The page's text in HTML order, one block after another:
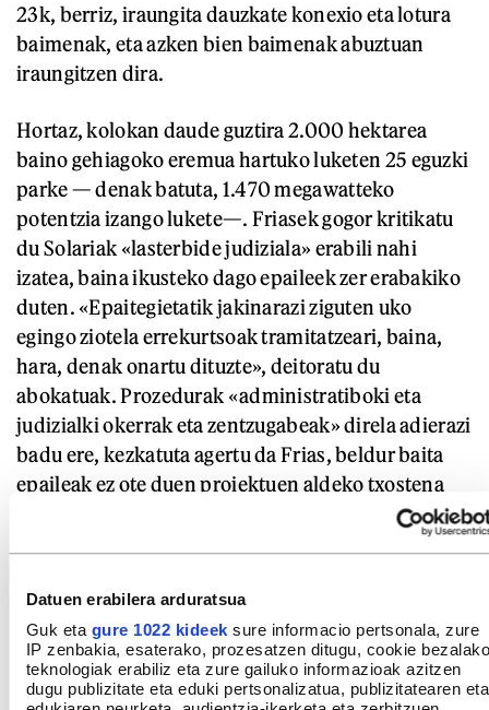
Datuen erabilera arduratsua
Guk eta gure 1022 kideek sure informacio pertsonala, zure
IP zenbakia, esaterako, prozesatzen ditugu, cookie bezalako
teknologiak erabiliz eta zure gailuko informazioak azitzen
dugu publizitate eta eduki pertsonalizatua, publizitatearen eta
23k, berriz, iraungita dauzkate konexio eta lotura
baimenak, eta azken bien baimenak abuztuan
iraungitzen dira.
Hortaz, kolokan daude guztira 2.000 hektarea
baino gehiagoko eremua hartuko luketen 25 eguzki
parke — denak batuta, 1.470 megawatteko
potentzia izango lukete—. Friasek gogor kritikatu
du Solariak «lasterbide judiziala» erabili nahi
izatea, baina ikusteko dago epaileek zer erabakiko
duten. «Epaitegietatik jakinarazi ziguten uko
egingo ziotela errekurtsoak tramitatzeari, baina,
hara, denak onartu dituzte», deitoratu du
abokatuak. Prozedurak «administratiboki eta
judizialki okerrak eta zentzugabeak» direla adierazi
badu ere, kezkatuta agertu da Frias, beldur baita
epaileak ez ote duen proiektuen aldeko txostena
emango atzerako eraginez, horretan zeresana